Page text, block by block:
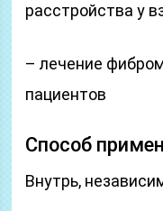
расстройства у
– лечение
пациентов
Способ
Внутрь,